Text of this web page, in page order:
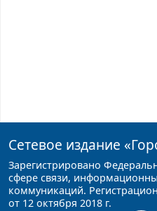
Сетевое издание
Зарегистрировано
сфере связи,
коммуникаций.
от 12 октября 2018 г.